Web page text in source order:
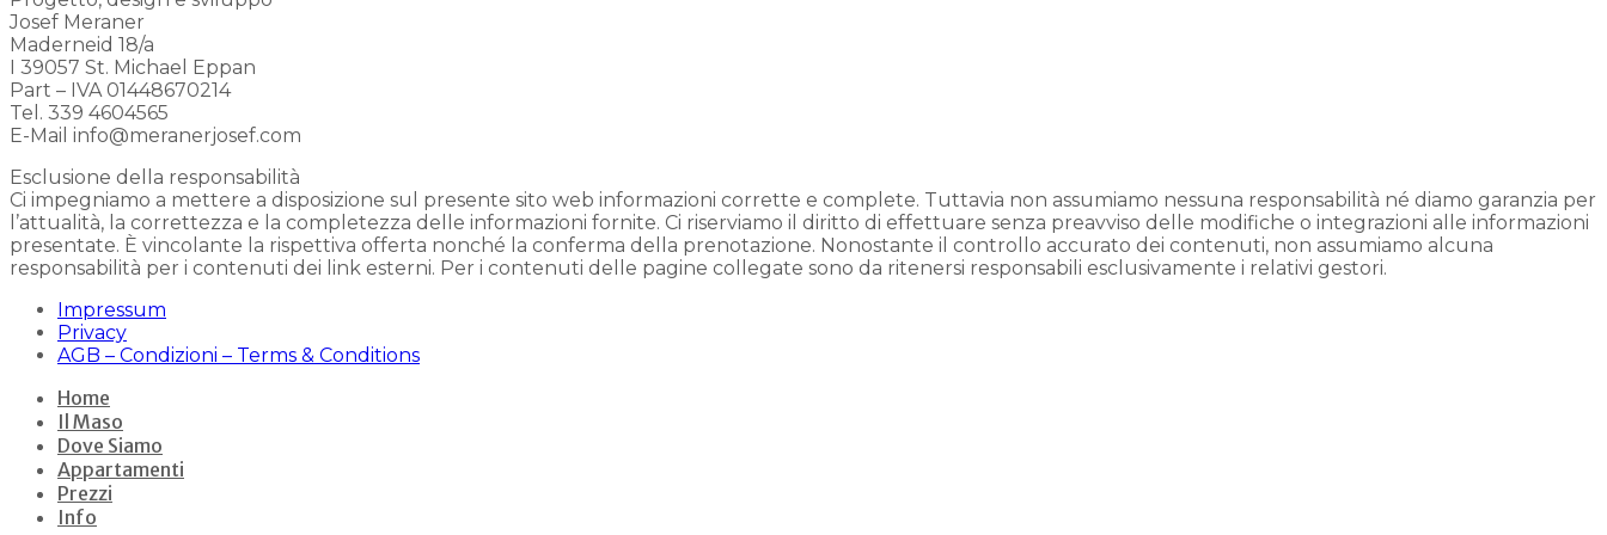
Josef Meraner
Maderneid 18/a
I 39057 St. Michael Eppan
Part – IVA 01448670214
Tel. 339 4604565
E-Mail info@meranerjosef.com
Esclusione della responsabilità
Ci impegniamo a mettere a disposizione sul presente sito web informazioni corrette e complete. Tuttavia non assumiamo nessuna responsabilità né diamo garanzia per
l’attualità, la correttezza e la completezza delle informazioni fornite. Ci riserviamo il diritto di effettuare senza preavviso delle modifiche o integrazioni alle informazioni
presentate. È vincolante la rispettiva offerta nonché la conferma della prenotazione. Nonostante il controllo accurato dei contenuti, non assumiamo alcuna
responsabilità per i contenuti dei link esterni. Per i contenuti delle pagine collegate sono da ritenersi responsabili esclusivamente i relativi gestori.
Impressum
Privacy
AGB – Condizioni – Terms & Conditions
Home
Il Maso
Dove Siamo
Appartamenti
Prezzi
Info